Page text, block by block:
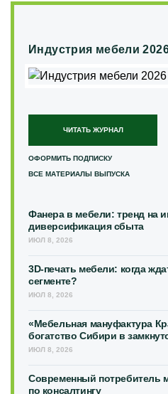
Индустрия мебели
ЧИТАТЬ ЖУРНАЛ
ОФОРМИТЬ ПОДПИСКУ
ВСЕ МАТЕРИАЛЫ ВЫПУСКА
Фанера в мебели: тренд на
диверсификация сбыта
ИЮЛ 8, 2026
3D-печать мебели: когда
сегменте?
ИЮЛ 8, 2026
«Мебельная мануфактура
богатство Сибири в
ИЮЛ 8, 2026
Современный потребитель
по консалтингу